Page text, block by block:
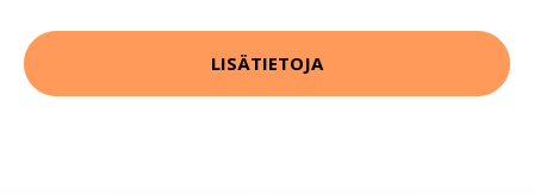
LISÄTIETOJA